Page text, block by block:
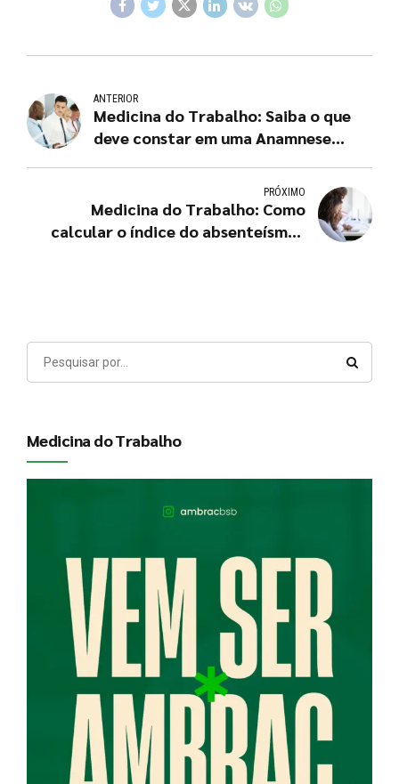
ANTERIOR
Medicina do Trabalho: Saiba o que
deve constar em uma Anamnese
PRÓXIMO
Medicina do Trabalho: Como
calcular o índice do absenteísmo?
Medicina do Trabalho